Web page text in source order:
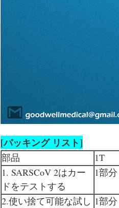
[パッキング リスト]
部品 1T
1. SARSCoV 2はカー
ドをテストする
1部分
2.使い捨て可能な試し 1部分